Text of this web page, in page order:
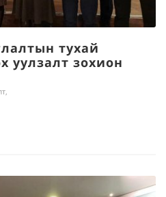
тухай
уулзалт зохион
,